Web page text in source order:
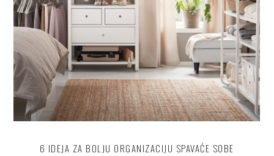
6 IDEJA ZA BOLJU ORGANIZACIJU SPAVAĆE SOBE